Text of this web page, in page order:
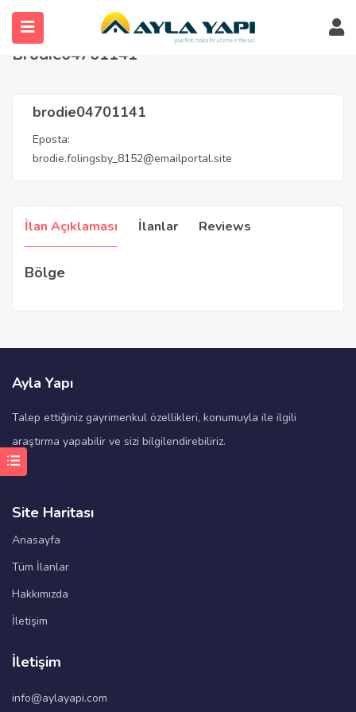
Anasayfa Agents brodie04701141
Brodie04701141
brodie04701141
Eposta:
brodie.folingsby_8152@emailportal.site
İlan Açıklaması İlanlar Reviews
Bölge
Ayla Yapı
Talep ettiğiniz gayrimenkul özellikleri, konumuyla ile ilgili
araştırma yapabilir ve sizi bilgilendirebiliriz.
Site Haritası
Anasayfa
Tüm İlanlar
Hakkımızda
İletişim
İletişim
info@aylayapi.com